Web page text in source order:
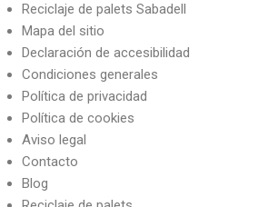
Reciclaje de palets Sabadell
Mapa del sitio
Declaración de accesibilidad
Condiciones generales
Política de privacidad
Política de cookies
Aviso legal
Contacto
Blog